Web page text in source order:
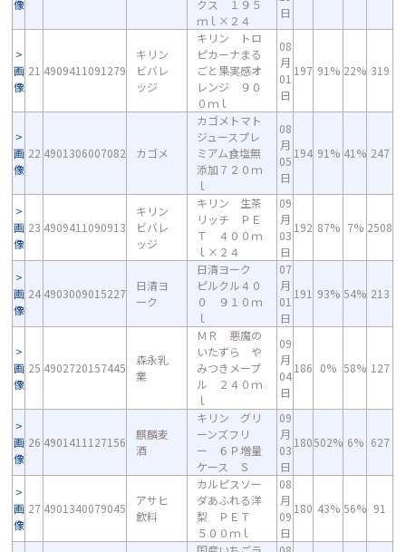
像
クス １９５
ｍｌ×２４
日
画
像
21 4909411091279
キリン
ビバレ
ッジ
キリン トロ
ピカーナまる
ごと果実感オ
レンジ ９０
０ｍｌ
08
月
01
日
197 91% 22% 319
画
像
22 4901306007082 カゴメ
カゴメトマト
ジュースプレ
ミアム食塩無
添加７２０ｍ
ｌ
08
月
05
日
194 91% 41% 247
画
像
23 4909411090913
キリン
ビバレ
ッジ
キリン 生茶
リッチ ＰＥ
Ｔ ４００ｍ
ｌ×２４
09
月
03
日
192 87% 7% 2508
画
像
24 4903009015227
日清ヨ
ーク
日清ヨーク
ピルクル４０
０ ９１０ｍ
ｌ
07
月
01
日
191 93% 54% 213
画
像
25 4902720157445
森永乳
業
ＭＲ 悪魔の
いたずら や
みつきメープ
ル ２４０ｍ
ｌ
09
月
04
日
186 0% 58% 127
画
像
26 4901411127156
麒麟麦
酒
キリン グリ
ーンズフリ
ー ６Ｐ増量
ケース Ｓ
09
月
03
日
180502% 6% 627
画
像
27 4901340079045
アサヒ
飲料
カルピスソー
ダあふれる洋
梨 ＰＥＴ
５００ｍｌ
08
月
09
日
180 43% 56% 91